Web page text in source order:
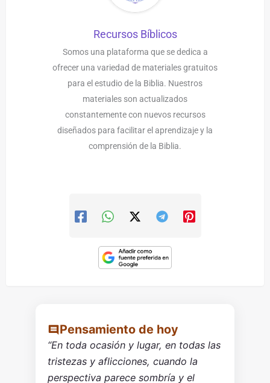
Recursos Bíblicos
Somos una plataforma que se dedica a
ofrecer una variedad de materiales gratuitos
para el estudio de la Biblia. Nuestros
materiales son actualizados
constantemente con nuevos recursos
diseñados para facilitar el aprendizaje y la
comprensión de la Biblia.
Pensamiento de hoy
“En toda ocasión y lugar, en todas las
tristezas y aflicciones, cuando la
perspectiva parece sombría y el